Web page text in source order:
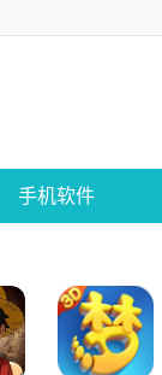
手机软件